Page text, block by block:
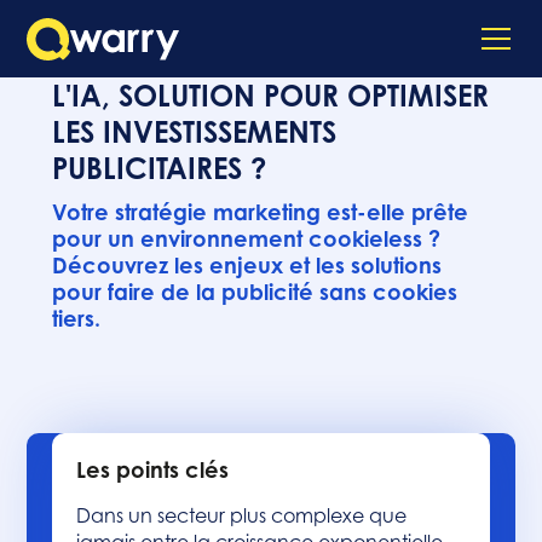
L'IA, SOLUTION POUR OPTIMISER
LES INVESTISSEMENTS
PUBLICITAIRES ?
Votre stratégie marketing est-elle prête
pour un environnement cookieless ?
Découvrez les enjeux et les solutions
pour faire de la publicité sans cookies
tiers.
Les points clés
Dans un secteur plus complexe que